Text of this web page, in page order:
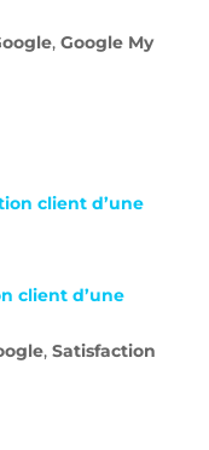
, Google My
client d’une
, Satisfaction